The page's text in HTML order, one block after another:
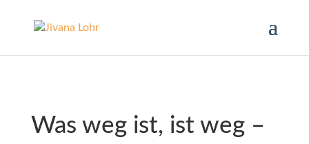
Was weg ist, ist weg –